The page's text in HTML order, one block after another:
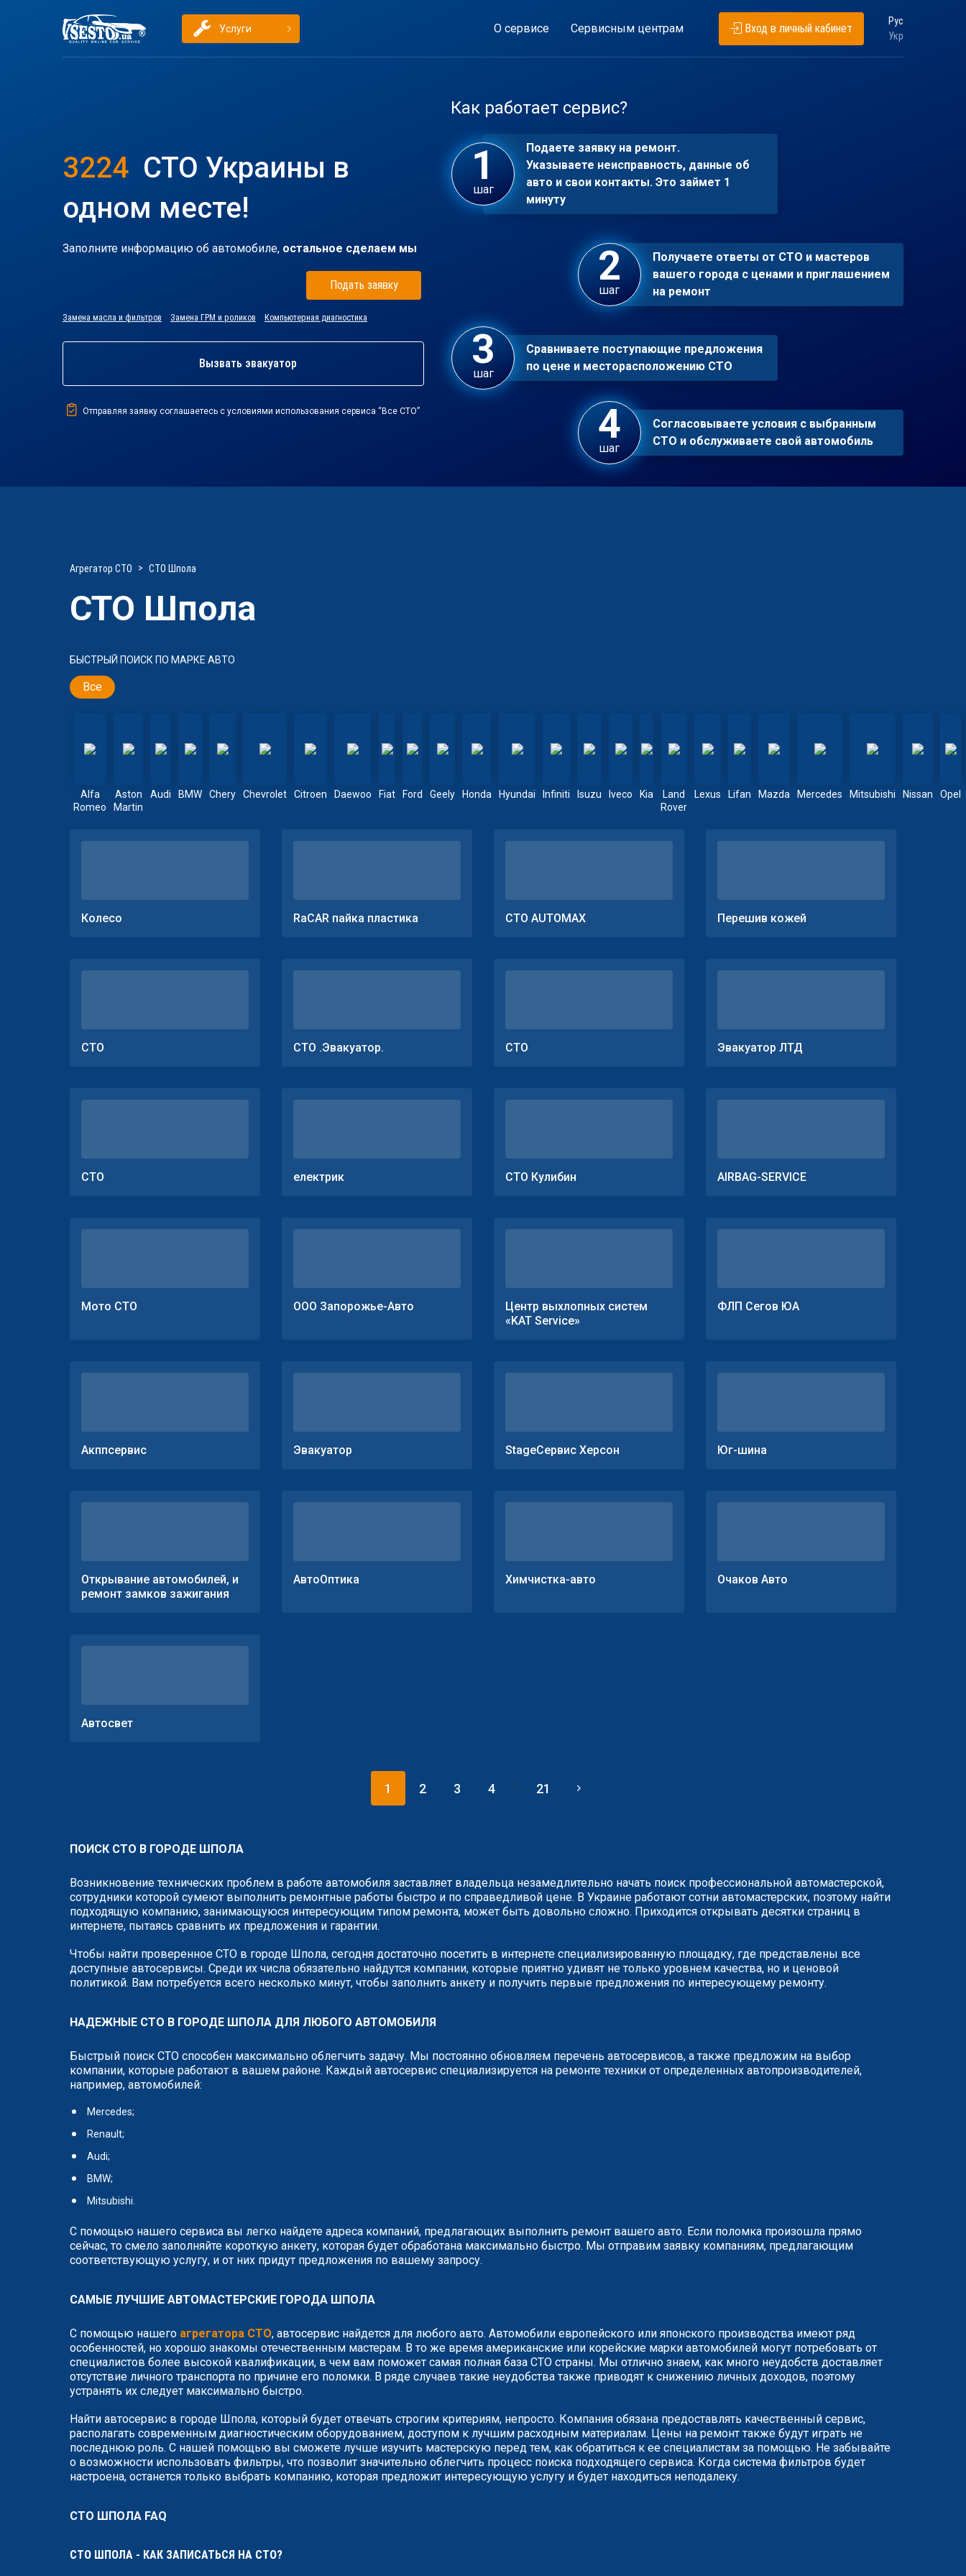
Услуги О сервисе Сервисным центрам Вход в личный кабинет
Рус
Укр
3224 СТО Украины в
одном месте!
Заполните информацию об автомобиле, остальное сделаем мы
Подать заявку
Замена масла и фильтров Замена ГРМ и роликов Компьютерная диагностика
Вызвать эвакуатор
Отправляя заявку соглашаетесь с условиями использования сервиса “Все СТО”
Как работает сервис?
шаг
Подаете заявку на ремонт.
Указываете неисправность, данные об
авто и свои контакты. Это займет 1
минуту
шаг
Получаете ответы от СТО и мастеров
вашего города с ценами и приглашением
на ремонт
шаг
Сравниваете поступающие предложения
по цене и месторасположению СТО
шаг
Согласовываете условия с выбранным
СТО и обслуживаете свой автомобиль
Агрегатор СТО СТО Шпола
СТО Шпола
БЫСТРЫЙ ПОИСК ПО МАРКЕ АВТО
Все
Alfa
Romeo
Aston
Martin
Audi BMW Chery Chevrolet Citroen Daewoo Fiat Ford Geely Honda Hyundai Infiniti Isuzu Iveco Kia
Land
Rover
Lexus Lifan Mazda Mercedes Mitsubishi Nissan Opel
Колесо RaCAR пайка пластика СТО AUTOMAX Перешив кожей
СТО СТО .Эвакуатор. СТО Эвакуатор ЛТД
СТО електрик СТО Кулибин AIRBAG-SERVICE
Мото СТО ООО Запорожье-Авто
Центр выхлопных систем
«KAT Service»
ФЛП Сегов ЮА
Акппсервис Эвакуатор StageСервис Херсон Юг-шина
Открывание автомобилей, и
ремонт замков зажигания
АвтоОптика Химчистка-авто Очаков Авто
Автосвет
1 2 3 4 ... 21
ПОИСК СТО В ГОРОДЕ ШПОЛА
Возникновение технических проблем в работе автомобиля заставляет владельца незамедлительно начать поиск профессиональной автомастерской,
сотрудники которой сумеют выполнить ремонтные работы быстро и по справедливой цене. В Украине работают сотни автомастерских, поэтому найти
подходящую компанию, занимающуюся интересующим типом ремонта, может быть довольно сложно. Приходится открывать десятки страниц в
интернете, пытаясь сравнить их предложения и гарантии.
Чтобы найти проверенное СТО в городе Шпола, сегодня достаточно посетить в интернете специализированную площадку, где представлены все
доступные автосервисы. Среди их числа обязательно найдутся компании, которые приятно удивят не только уровнем качества, но и ценовой
политикой. Вам потребуется всего несколько минут, чтобы заполнить анкету и получить первые предложения по интересующему ремонту.
НАДЕЖНЫЕ СТО В ГОРОДЕ ШПОЛА ДЛЯ ЛЮБОГО АВТОМОБИЛЯ
Быстрый поиск СТО способен максимально облегчить задачу. Мы постоянно обновляем перечень автосервисов, а также предложим на выбор
компании, которые работают в вашем районе. Каждый автосервис специализируется на ремонте техники от определенных автопроизводителей,
например, автомобилей:
Mercedes;
Renault;
Audi;
BMW;
Mitsubishi.
С помощью нашего сервиса вы легко найдете адреса компаний, предлагающих выполнить ремонт вашего авто. Если поломка произошла прямо
сейчас, то смело заполняйте короткую анкету, которая будет обработана максимально быстро. Мы отправим заявку компаниям, предлагающим
соответствующую услугу, и от них придут предложения по вашему запросу.
САМЫЕ ЛУЧШИЕ АВТОМАСТЕРСКИЕ ГОРОДА ШПОЛА
С помощью нашего агрегатора СТО, автосервис найдется для любого авто. Автомобили европейского или японского производства имеют ряд
особенностей, но хорошо знакомы отечественным мастерам. В то же время американские или корейские марки автомобилей могут потребовать от
специалистов более высокой квалификации, в чем вам поможет самая полная база СТО страны. Мы отлично знаем, как много неудобств доставляет
отсутствие личного транспорта по причине его поломки. В ряде случаев такие неудобства также приводят к снижению личных доходов, поэтому
устранять их следует максимально быстро.
Найти автосервис в городе Шпола, который будет отвечать строгим критериям, непросто. Компания обязана предоставлять качественный сервис,
располагать современным диагностическим оборудованием, доступом к лучшим расходным материалам. Цены на ремонт также будут играть не
последнюю роль. С нашей помощью вы сможете лучше изучить мастерскую перед тем, как обратиться к ее специалистам за помощью. Не забывайте
о возможности использовать фильтры, что позволит значительно облегчить процесс поиска подходящего сервиса. Когда система фильтров будет
настроена, останется только выбрать компанию, которая предложит интересующую услугу и будет находиться неподалеку.
СТО ШПОЛА FAQ
СТО ШПОЛА - КАК ЗАПИСАТЬСЯ НА СТО?